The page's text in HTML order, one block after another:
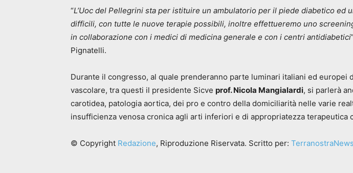
“L’Uoc del Pellegrini sta per istituire un ambulatorio per il piede diabetico ed
difficili, con tutte le nuove terapie possibili, inoltre effettueremo uno
in collaborazione con i medici di medicina generale e con i centri antidiabetici
Pignatelli.
Durante il congresso, al quale prenderanno parte luminari italiani ed europei
vascolare, tra questi il presidente Sicve prof. Nicola Mangialardi, si parlerà
carotidea, patologia aortica, dei pro e contro della domiciliarità nelle varie
insufficienza venosa cronica agli arti inferiori e di appropriatezza terapeutica
© Copyright Redazione, Riproduzione Riservata. Scritto per: TerranostraNews